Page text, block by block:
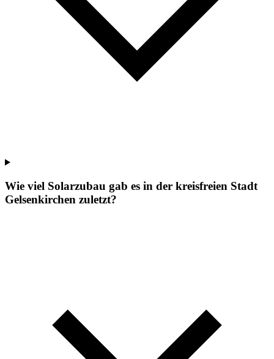
Wie viel Solarzubau gab es in der kreisfreien Stadt
Gelsenkirchen zuletzt?